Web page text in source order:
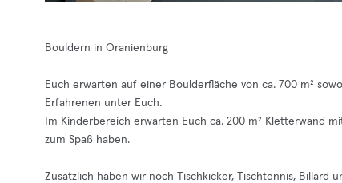
Bouldern in Oranienburg
Euch erwarten auf einer Boulderfläche von ca. 700 m²
Erfahrenen unter Euch.
Im Kinderbereich erwarten Euch ca. 200 m² Kletterwand
zum Spaß haben.
Zusätzlich haben wir noch Tischkicker, Tischtennis, Billard